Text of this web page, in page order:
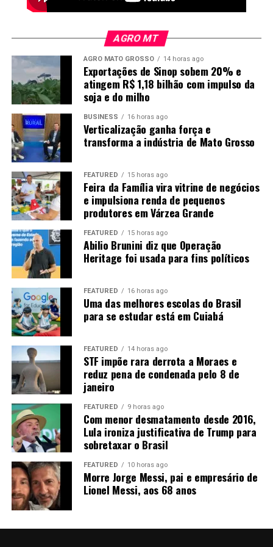
Foto: Mayke Toscano/Secom-MT
Logística pesa na competitividade
Quanto maior a produção industrial, maior também é a
necessidade de encontrar mercados fora do estado. No
caso do etanol, a previsão é produzir 8,4 bilhões de
litros neste ano, mas apenas 1,1 bilhão deve ser
consumido em Mato Grosso. Os outros 7,3 bilhões
precisam ser transportados para outros mercados.
“Então nós temos um desafio aí para levar
biocombustíveis”
está a implantação de umetanoldutopara conectar
Mato Grosso aos grandes centros consumidores, como
São Paulo e Rio de Janeiro.
um etanolduto. Nós já estamos fazendo um projeto, tem
alguns trabalhos nesse sentido”
A expansão ferroviária, a duplicação da BR-163 e a
Ferrogrão também são consideradas estratégicas para
reduzir o custo de transporte. A ligação com o Arco
Norte pode ampliar ainda o acesso aos mercados
internacionais, principalmente na Ásia e na Europa.
Nos subprodutos, a posição dezembro do farelo fechou
tonelada. No óleo, os contratos com vencimento em
dezembro fecharam a 67,88 centavos de dólar, com
ganho de 0,51 centavo ou 0,75%.
O postSoja: veja como ficaram as cotações no
fechamento de hoje
AGRO MT
AGRO MATO GROSSO 14 horas ago
Exportações de Sinop sobem 20% e
atingem R$ 1,18 bilhão com impulso da
soja e do milho
BUSINESS 16 horas ago
Verticalização ganha força e
transforma a indústria de Mato Grosso
FEATURED 15 horas ago
Feira da Família vira vitrine de negócios
e impulsiona renda de pequenos
produtores em Várzea Grande
FEATURED 15 horas ago
Abilio Brunini diz que Operação
Heritage foi usada para fins políticos
FEATURED 16 horas ago
Uma das melhores escolas do Brasil
para se estudar está em Cuiabá
FEATURED 14 horas ago
STF impõe rara derrota a Moraes e
reduz pena de condenada pelo 8 de
janeiro
FEATURED 9 horas ago
Com menor desmatamento desde 2016,
Lula ironiza justificativa de Trump para
sobretaxar o Brasil
FEATURED 10 horas ago
Morre Jorge Messi, pai e empresário de
Lionel Messi, aos 68 anos